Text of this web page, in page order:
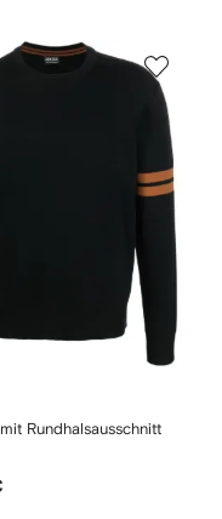
Rundhalsausschnitt